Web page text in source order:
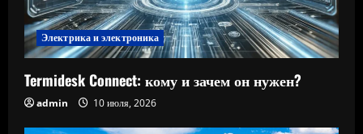
Электрика и электроника
Termidesk Connect: кому и зачем он нужен?
admin 10 июля, 2026